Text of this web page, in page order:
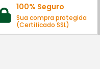
100% Seguro
Sua compra protegida
(Certificado SSL)